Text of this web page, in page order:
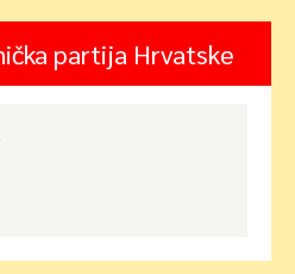
partija Hrvatske